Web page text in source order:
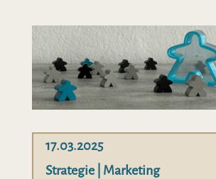
17.03.2025
Strategie| Marketing